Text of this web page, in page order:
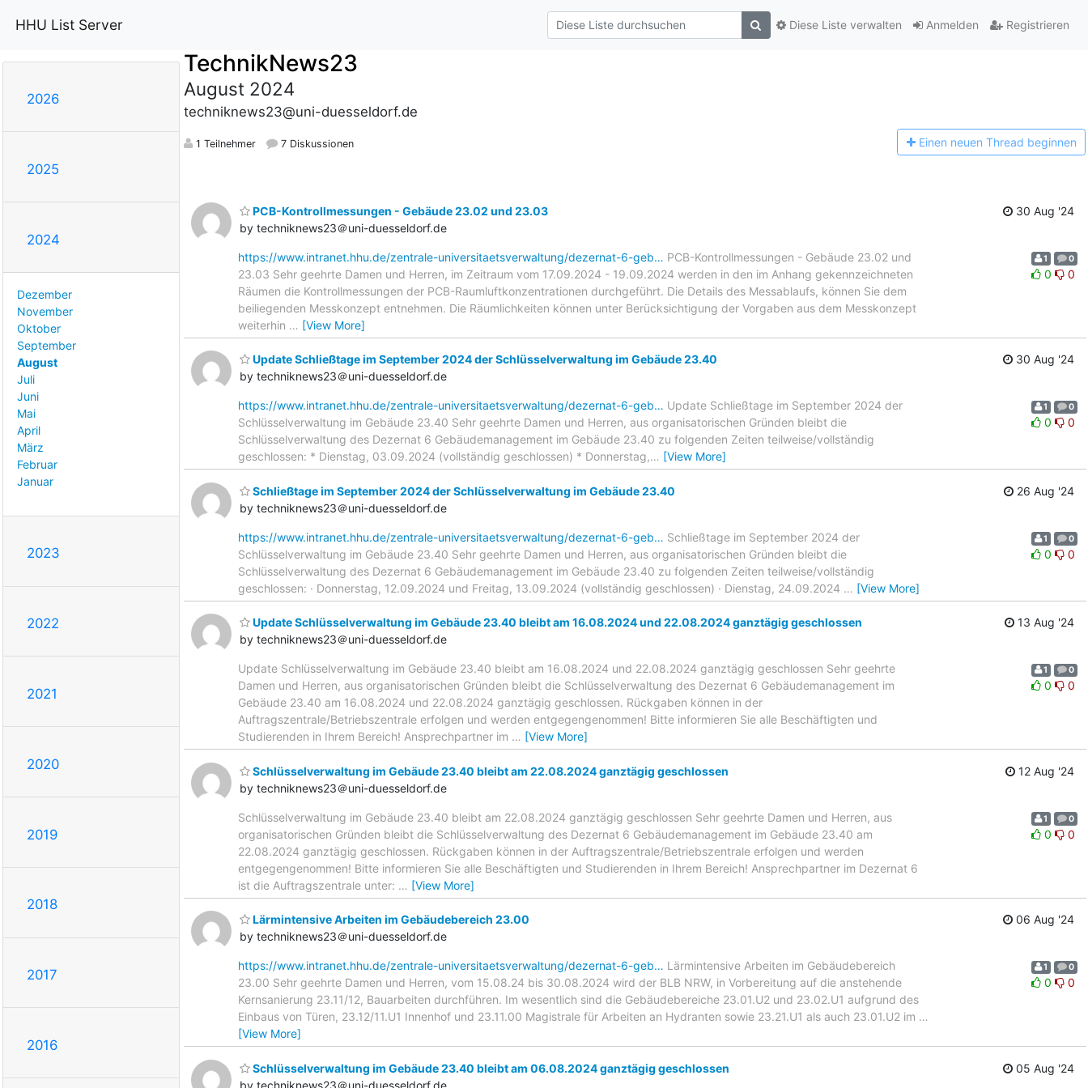
HHU List Server Anmelden Registrieren
Diese Liste verwalten
2026
2025
2024
Dezember
November
Oktober
September
August
Juli
Juni
Mai
April
März
Februar
Januar
2023
2022
2021
2020
2019
2018
2017
2016
TechnikNews23
August 2024
techniknews23@uni-duesseldorf.de
1 Teilnehmer 7 Diskussionen Einen neuen Thread beginnen
PCB-Kontrollmessungen - Gebäude 23.02 und 23.03
by techniknews23＠uni-duesseldorf.de
30 Aug '24
https://www.intranet.hhu.de/zentrale-universitaetsverwaltung/dezernat-6-geb… PCB-Kontrollmessungen - Gebäude 23.02 und
23.03 Sehr geehrte Damen und Herren, im Zeitraum vom 17.09.2024 - 19.09.2024 werden in den im Anhang gekennzeichneten
Räumen die Kontrollmessungen der PCB-Raumluftkonzentrationen durchgeführt. Die Details des Messablaufs, können Sie dem
beiliegenden Messkonzept entnehmen. Die Räumlichkeiten können unter Berücksichtigung der Vorgaben aus dem Messkonzept
weiterhin … [View More]
1 0
0 0
Update Schließtage im September 2024 der Schlüsselverwaltung im Gebäude 23.40
by techniknews23＠uni-duesseldorf.de
30 Aug '24
https://www.intranet.hhu.de/zentrale-universitaetsverwaltung/dezernat-6-geb… Update Schließtage im September 2024 der
Schlüsselverwaltung im Gebäude 23.40 Sehr geehrte Damen und Herren, aus organisatorischen Gründen bleibt die
Schlüsselverwaltung des Dezernat 6 Gebäudemanagement im Gebäude 23.40 zu folgenden Zeiten teilweise/vollständig
geschlossen: * Dienstag, 03.09.2024 (vollständig geschlossen) * Donnerstag,… [View More]
1 0
0 0
Schließtage im September 2024 der Schlüsselverwaltung im Gebäude 23.40
by techniknews23＠uni-duesseldorf.de
26 Aug '24
https://www.intranet.hhu.de/zentrale-universitaetsverwaltung/dezernat-6-geb… Schließtage im September 2024 der
Schlüsselverwaltung im Gebäude 23.40 Sehr geehrte Damen und Herren, aus organisatorischen Gründen bleibt die
Schlüsselverwaltung des Dezernat 6 Gebäudemanagement im Gebäude 23.40 zu folgenden Zeiten teilweise/vollständig
geschlossen: · Donnerstag, 12.09.2024 und Freitag, 13.09.2024 (vollständig geschlossen) · Dienstag, 24.09.2024 … [View More]
1 0
0 0
Update Schlüsselverwaltung im Gebäude 23.40 bleibt am 16.08.2024 und 22.08.2024 ganztägig geschlossen
by techniknews23＠uni-duesseldorf.de
13 Aug '24
Update Schlüsselverwaltung im Gebäude 23.40 bleibt am 16.08.2024 und 22.08.2024 ganztägig geschlossen Sehr geehrte
Damen und Herren, aus organisatorischen Gründen bleibt die Schlüsselverwaltung des Dezernat 6 Gebäudemanagement im
Gebäude 23.40 am 16.08.2024 und 22.08.2024 ganztägig geschlossen. Rückgaben können in der
Auftragszentrale/Betriebszentrale erfolgen und werden entgegengenommen! Bitte informieren Sie alle Beschäftigten und
Studierenden in Ihrem Bereich! Ansprechpartner im … [View More]
1 0
0 0
Schlüsselverwaltung im Gebäude 23.40 bleibt am 22.08.2024 ganztägig geschlossen
by techniknews23＠uni-duesseldorf.de
12 Aug '24
Schlüsselverwaltung im Gebäude 23.40 bleibt am 22.08.2024 ganztägig geschlossen Sehr geehrte Damen und Herren, aus
organisatorischen Gründen bleibt die Schlüsselverwaltung des Dezernat 6 Gebäudemanagement im Gebäude 23.40 am
22.08.2024 ganztägig geschlossen. Rückgaben können in der Auftragszentrale/Betriebszentrale erfolgen und werden
entgegengenommen! Bitte informieren Sie alle Beschäftigten und Studierenden in Ihrem Bereich! Ansprechpartner im Dezernat 6
ist die Auftragszentrale unter: … [View More]
1 0
0 0
Lärmintensive Arbeiten im Gebäudebereich 23.00
by techniknews23＠uni-duesseldorf.de
06 Aug '24
https://www.intranet.hhu.de/zentrale-universitaetsverwaltung/dezernat-6-geb… Lärmintensive Arbeiten im Gebäudebereich
23.00 Sehr geehrte Damen und Herren, vom 15.08.24 bis 30.08.2024 wird der BLB NRW, in Vorbereitung auf die anstehende
Kernsanierung 23.11/12, Bauarbeiten durchführen. Im wesentlich sind die Gebäudebereiche 23.01.U2 und 23.02.U1 aufgrund des
Einbaus von Türen, 23.12/11.U1 Innenhof und 23.11.00 Magistrale für Arbeiten an Hydranten sowie 23.21.U1 als auch 23.01.U2 im …
[View More]
1 0
0 0
Schlüsselverwaltung im Gebäude 23.40 bleibt am 06.08.2024 ganztägig geschlossen
by techniknews23＠uni-duesseldorf.de
05 Aug '24